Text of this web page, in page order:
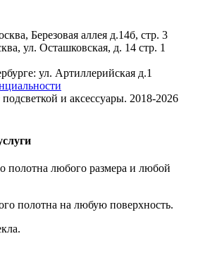
Березовая аллея д.14б, стр. 3
ул. Осташковская, д. 14 стр. 1
ул. Артиллерийская д.1
и аксессуары. 2018-2026
полотна любого размера и любой
полотна на любую поверхность.